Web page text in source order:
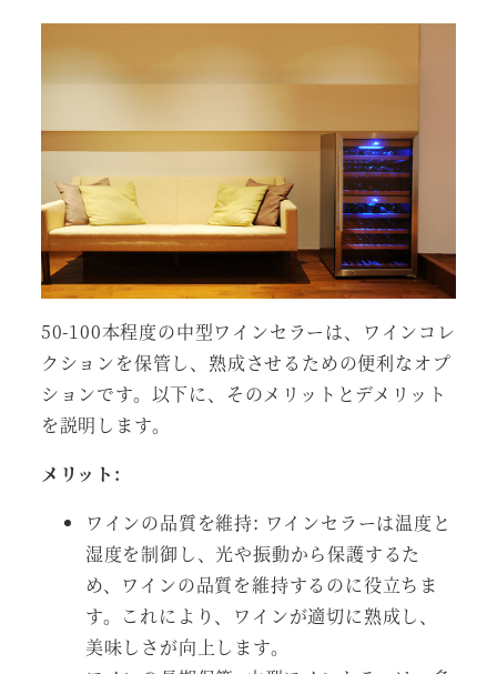
50-100本程度の中型ワインセラーは、ワインコレ
クションを保管し、熟成させるための便利なオプ
ションです。以下に、そのメリットとデメリット
を説明します。
メリット:
ワインの品質を維持: ワインセラーは温度と
湿度を制御し、光や振動から保護するた
め、ワインの品質を維持するのに役立ちま
す。これにより、ワインが適切に熟成し、
美味しさが向上します。